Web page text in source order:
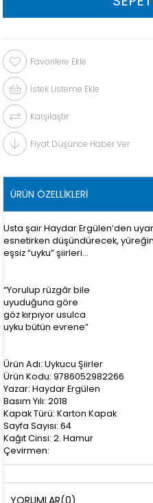
Favorilere Ekle
İstek Listeme Ekle
Karşılaştır
Fiyat Düşünce Haber Ver
ÜRÜN ÖZELLIKLERI
Usta şair Haydar Ergülen’den
esnetirken düşündürecek,
eşsiz “uyku” şiirleri...
“Yorulup rüzgâr bile
uyuduğuna göre
göz kırpıyor usulca
uyku bütün evrene”
Ürün Adı: Uykucu Şiirler
Ürün Kodu: 9786052982266
Yazar: Haydar Ergülen
Basım Yılı: 2018
Kapak Türü: Karton Kapak
Sayfa Sayısı: 64
Kağıt Cinsi: 2. Hamur
Çevirmen:
YORUMLAR(0)